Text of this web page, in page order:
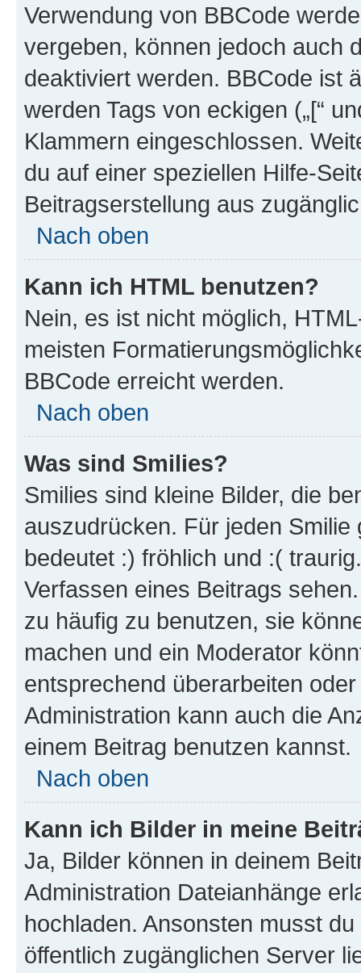
Verwendung von BBCode
vergeben, können jedoch auch
deaktiviert werden. BBCode ist
werden Tags von eckigen („[“
Klammern eingeschlossen.
du auf einer speziellen Hilfe-
Beitragserstellung aus
Nach oben
Kann ich HTML benutzen?
Nein, es ist nicht möglich,
meisten
BBCode erreicht werden.
Nach oben
Was sind Smilies?
Smilies sind kleine Bilder, die
auszudrücken. Für jeden
bedeutet :) fröhlich und :(
Verfassen eines Beitrags
zu häufig zu benutzen, sie
machen und ein Moderator
entsprechend überarbeiten
Administration kann auch die
einem Beitrag benutzen kannst.
Nach oben
Kann ich Bilder in meine
Ja, Bilder können in deinem
Administration Dateianhänge
hochladen. Ansonsten musst
öffentlich zugänglichen Server